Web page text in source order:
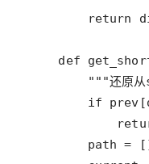
return
def
"""还原
if
prev [
path =